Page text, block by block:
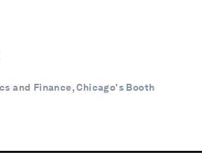
and Finance, Chicago's Booth